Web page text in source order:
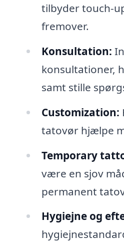
tilbyder touch-
fremover.
Konsultation:
konsultationer,
samt stille
Customization:
tatovør hjælpe
Temporary
være en sjov
permanent
Hygiejne og